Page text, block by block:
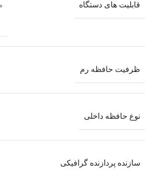
قابلیت های دستگاه
ظرفیت حافظه رم
نوع حافظه داخلی
سازنده پردازنده گرافیکی